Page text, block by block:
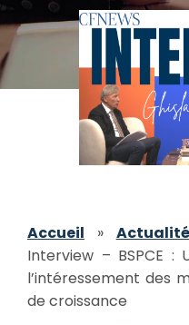
Accueil »
Interview – BSPCE :
l’intéressement des
de croissance